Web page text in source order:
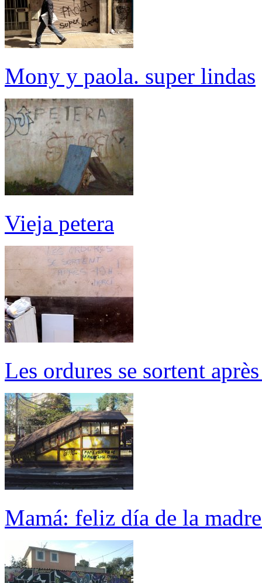
Mony y paola. super lindas
Vieja petera
Les ordures se sortent
Mamá: feliz día de la